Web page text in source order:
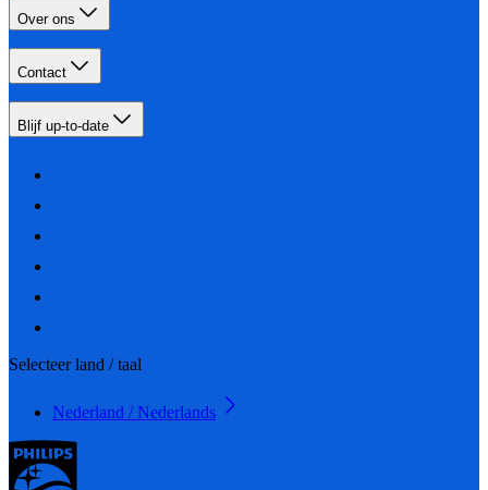
Over ons
Contact
Blijf up-to-date
Selecteer land / taal
Nederland / Nederlands